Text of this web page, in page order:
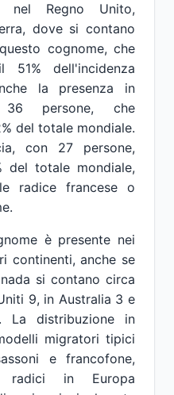
Regno Unito,
dove si contano
cognome, che
51% dell'incidenza
la presenza in
persone, che
del totale mondiale.
con 27 persone,
del totale mondiale,
radice francese o
è presente nei
continenti, anche se
si contano circa
9, in Australia 3 e
La distribuzione in
migratori tipici
e francofone,
radici in Europa